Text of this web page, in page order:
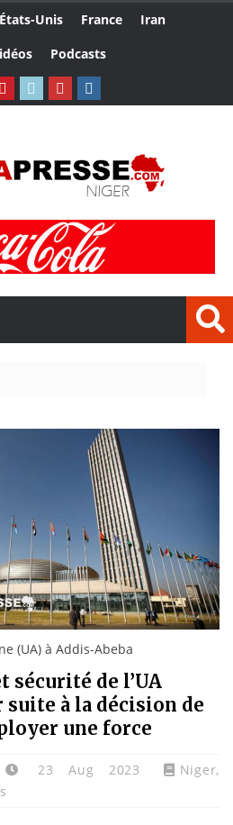
États-Unis France
Iran
Podcasts
(UA) à Addis-Abeba
sécurité de l’UA
à la décision de
une force
23 Aug 2023 Niger,